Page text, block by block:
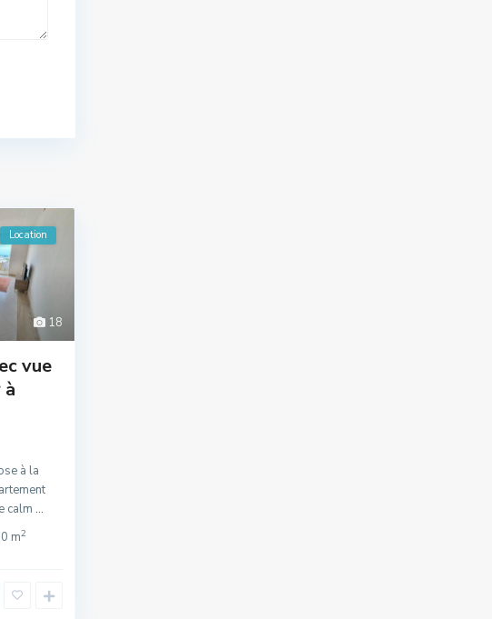
18
Location
vue
à la
calm ...
m2